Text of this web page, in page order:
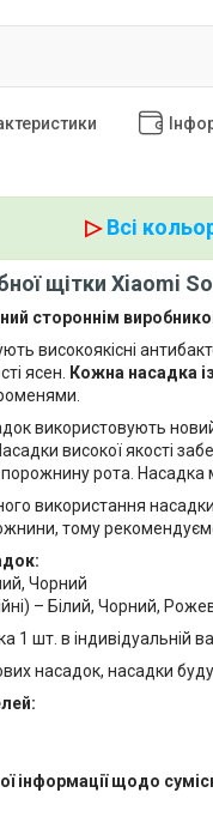
▷Всі
щітки Xiaomi
стороннім
високоякісні
ясен.
Кожна насадка
використовують
високої якості
рота. Насадка
використання
тому
Чорний
– Білий, Чорний,
1 шт. в індивідуальній
насадок, насадки
інформації щодо